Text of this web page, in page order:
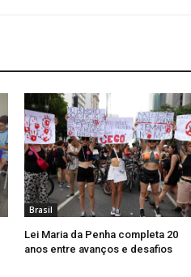
Brasil
Lei Maria da Penha completa 20
anos entre avanços e desafios